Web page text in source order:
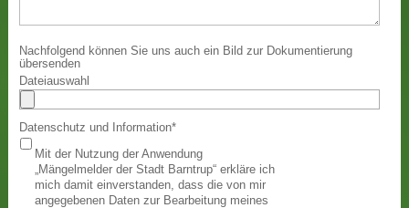
Nachfolgend können Sie uns auch ein Bild zur Dokumentierung
übersenden
Dateiauswahl
Datenschutz und Information*
Mit der Nutzung der Anwendung
„Mängelmelder der Stadt Barntrup“ erkläre ich
mich damit einverstanden, dass die von mir
angegebenen Daten zur Bearbeitung meines